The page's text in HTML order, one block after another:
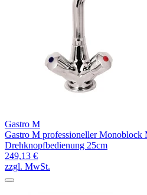
Gastro M
Gastro M professioneller Monoblock
Drehknopfbedienung 25cm
249,13 €
zzgl. MwSt.